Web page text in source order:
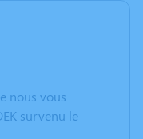
nous vous
survenu le